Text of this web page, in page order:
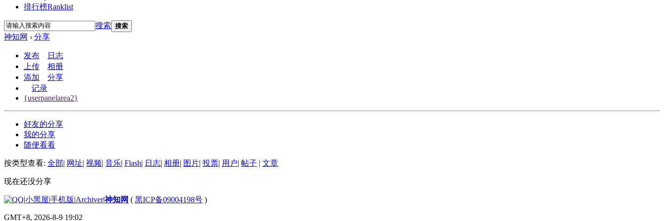
排行榜Ranklist
搜索 搜索
神知网 › 分享
发布
日志
上传
相册
添加
分享
记录
{userpanelarea2}
好友的分享
我的分享
随便看看
按类型查看: 全部| 网址| 视频| 音乐| Flash| 日志| 相册| 图片| 投票| 用户| 帖子 | 文章
现在还没分享
|小黑屋|手机版|Archiver|神知网 ( 黑ICP备09004198号 )
GMT+8, 2026-8-9 19:02